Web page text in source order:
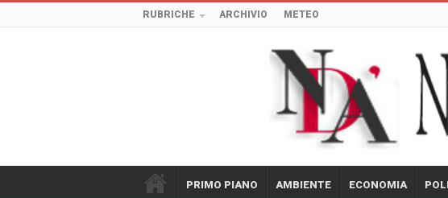
RUBRICHE ARCHIVIO METEO
PRIMO PIANO AMBIENTE ECONOMIA